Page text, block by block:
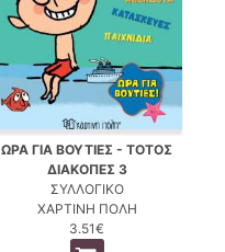
ΩΡΑ ΓΙΑ ΒΟΥΤΙΕΣ - ΤΟΤΟΣ
ΔΙΑΚΟΠΕΣ 3
ΣΥΛΛΟΓΙΚΟ
ΧΑΡΤΙΝΗ ΠΟΛΗ
3.51€